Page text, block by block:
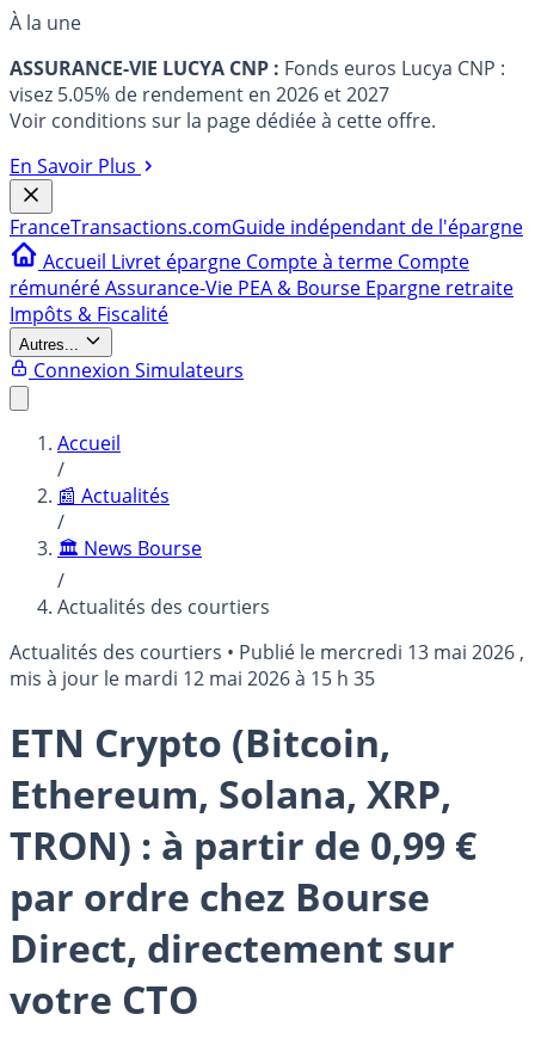
À la une
ASSURANCE-VIE LUCYA CNP : Fonds euros Lucya CNP :
visez 5.05% de rendement en 2026 et 2027
Voir conditions sur la page dédiée à cette offre.
En Savoir Plus
FranceTransactions.comGuide indépendant de l'épargne
Accueil Livret épargne Compte à terme Compte
rémunéréAssurance-Vie PEA & Bourse Epargne retraite
Impôts & Fiscalité
Autres...
Connexion Simulateurs
Accueil
/
📰 Actualités
/
🏛️ News Bourse
/
Actualités des courtiers
Actualités des courtiers • Publié le mercredi 13 mai 2026 ,
mis à jour le mardi 12 mai 2026 à 15 h 35
ETN Crypto (Bitcoin,
Ethereum, Solana, XRP,
TRON) : à partir de 0,99 €
par ordre chez Bourse
Direct, directement sur
votre CTO